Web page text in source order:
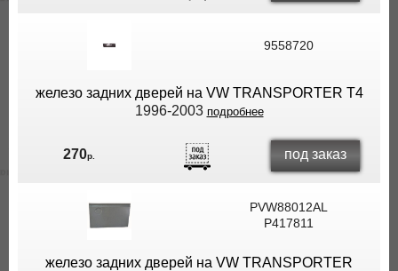
9558720
железо задних дверей на VW TRANSPORTER T4
1996-2003 подробнее
270р. под заказ
PVW88012AL
P417811
железо задних дверей на VW TRANSPORTER